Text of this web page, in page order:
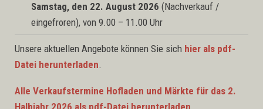
Samstag, den 22. August 2026 (Nachverkauf /
eingefroren), von 9.00 – 11.00 Uhr
Unsere aktuellen Angebote können Sie sich hier als pdf-
Datei herunterladen.
Alle Verkaufstermine Hofladen und Märkte für das 2.